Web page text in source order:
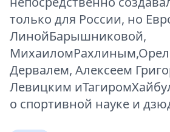
только для России, но
ЛинойБарышниковой,
Дервалем, Алексеем
Левицким
о спортивной науке и